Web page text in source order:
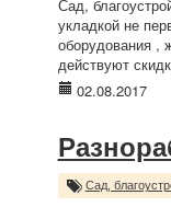
Сад,
укладкой не
оборудования ,
действуют
02.08.2017
Сад,